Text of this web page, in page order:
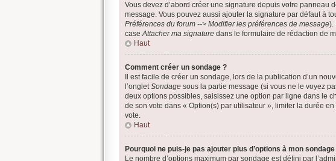
Vous devez d’abord créer une signature depuis votre panneau
message. Vous pouvez aussi ajouter la signature par défaut à
Préférences du forum --> Modifier les préférences de message).
caseAttacher ma signature dans le formulaire de rédaction de
Haut
Comment créer un sondage ?
Il est facile de créer un sondage, lors de la publication d’un
l’ongletSondage sous la partie message (si vous ne le voyez
deux options possibles, saisissez une option par ligne dans le
de son vote dans « Option(s) par utilisateur », limiter la durée
vote.
Haut
Pourquoi ne puis-je pas ajouter plus d’options à mon sondage
Le nombre d’options maximum par sondage est défini par